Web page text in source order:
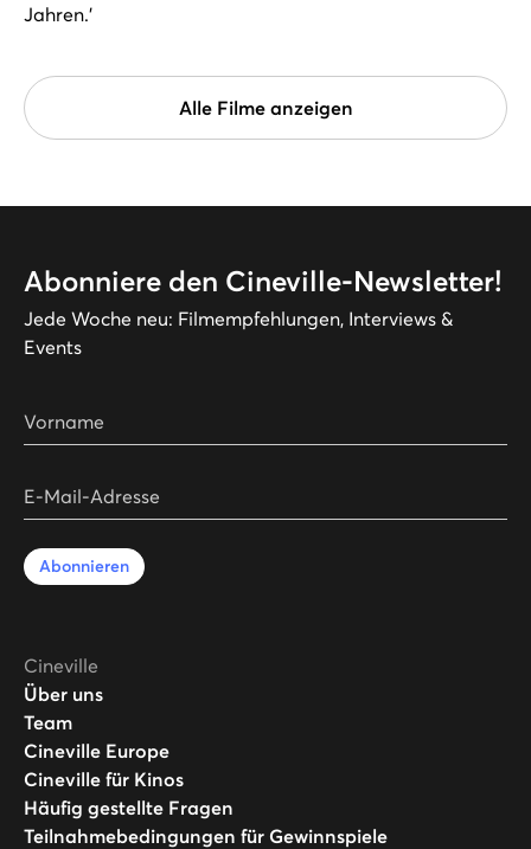
Jahren.’
Alle Filme anzeigen
Abonniere den Cineville-Newsletter!
Jede Woche neu: Filmempfehlungen, Interviews &
Events
Vorname
E-Mail-Adresse
Abonnieren
Cineville
Über uns
Team
Cineville Europe
Cineville für Kinos
Häufig gestellte Fragen
Teilnahmebedingungen für Gewinnspiele